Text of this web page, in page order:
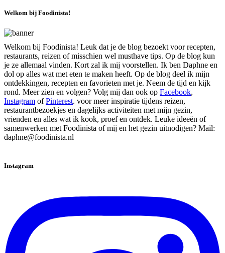
Welkom bij Foodinista!
Welkom bij Foodinista! Leuk dat je de blog bezoekt voor recepten,
restaurants, reizen of misschien wel musthave tips. Op de blog kun
je ze allemaal vinden. Kort zal ik mij voorstellen. Ik ben Daphne en
dol op alles wat met eten te maken heeft. Op de blog deel ik mijn
ontdekkingen, recepten en favorieten met je. Neem de tijd en kijk
rond. Meer zien en volgen? Volg mij dan ook op Facebook,
Instagram ofPinterest. voor meer inspiratie tijdens reizen,
restaurantbezoekjes en dagelijks activiteiten met mijn gezin,
vrienden en alles wat ik kook, proef en ontdek. Leuke ideeën of
samenwerken met Foodinista of mij en het gezin uitnodigen? Mail:
daphne@foodinista.nl
Instagram